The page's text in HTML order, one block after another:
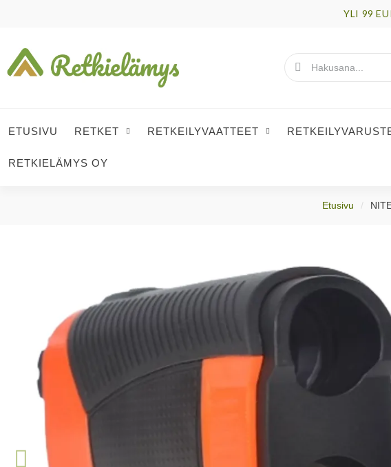
YLI 99
ETUSIVU RETKET RETKEILYVAATTEET
RETKIELÄMYS OY
Etusivu